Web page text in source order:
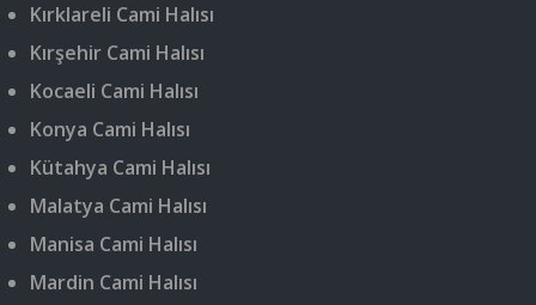
Kırklareli Cami Halısı
Kırşehir Cami Halısı
Kocaeli Cami Halısı
Konya Cami Halısı
Kütahya Cami Halısı
Malatya Cami Halısı
Manisa Cami Halısı
Mardin Cami Halısı